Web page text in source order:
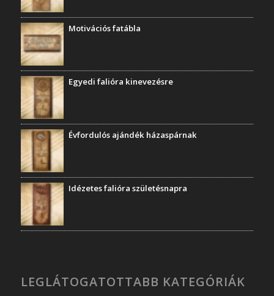
Motivációs fatábla
Egyedi falióra kinevezésre
Évfordulós ajándék házaspárnak
Idézetes falióra születésnapra
LEGLÁTOGATOTTABB KATEGÓRIÁK